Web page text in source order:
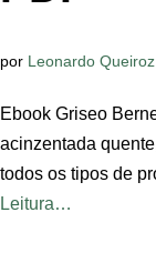
por Leonardo Queiroz
Ebook Griseo
acinzentada
todos os tipos de
Leitura…